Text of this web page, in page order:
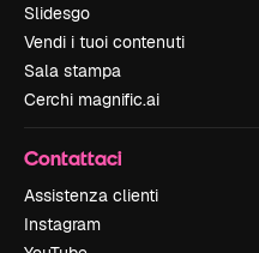
Slidesgo
Vendi i tuoi contenuti
Sala stampa
Cerchi magnific.ai
Contattaci
Assistenza clienti
Instagram